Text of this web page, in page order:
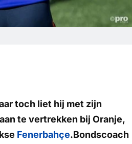
toch liet hij met zijn
te vertrekken bij Oranje,
Fenerbahçe.Bondscoach